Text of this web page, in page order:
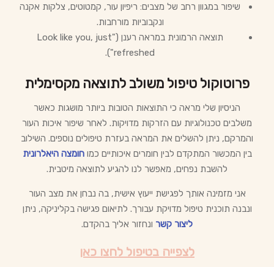
שיפור במגוון רחב של מצבים: ריפיון עור, קמטוטים, צלקות אקנה
ונקבוביות מורחבות.
תוצאה הרמונית במראה רענן ("Look like you, just
refreshed").
פרוטוקול טיפול משולב לתוצאה מקסימלית
הניסיון שלי מראה כי התוצאות הטובות ביותר מושגות כאשר
משלבים טכנולוגיות עם הזרקות מדויקות. לאחר שיפור איכות העור
והמרקם, ניתן להשלים את המראה בעזרת טיפולים נוספים. השילוב
בין המכשור המתקדם לבין חומרים איכותיים כמוחומצה היאלרונית
להשבת נפחים, מאפשר לנו להגיע לתוצאה מיטבית.
אני מזמינה אותך לפגישת ייעוץ אישית, בה נבחן את מצב העור
ונבנה תוכנית טיפול מדויקת עבורך. לתיאום פגישה בקליניקה, ניתן
ליצור קשר ונחזור אליך בהקדם.
לצפייה בטיפול לחצו כאן